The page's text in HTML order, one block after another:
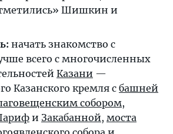
Шишкин и
начать знакомство с
всего с многочисленных
Казани —
Казанского кремля с башней
собором,
и Закабанной, моста